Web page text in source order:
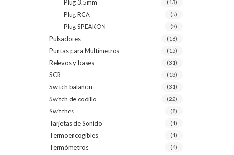
Plug 3.5mm (13)
Plug RCA (5)
Plug SPEAKON (3)
Pulsadores (16)
Puntas para Multímetros (15)
Relevos y bases (31)
SCR (13)
Switch balancin (31)
Switch de codillo (22)
Switches (8)
Tarjetas de Sonido (1)
Termoencogibles (1)
Termómetros (4)